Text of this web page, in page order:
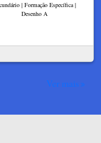
| Formação Específica |
Desenho A
Ver mais